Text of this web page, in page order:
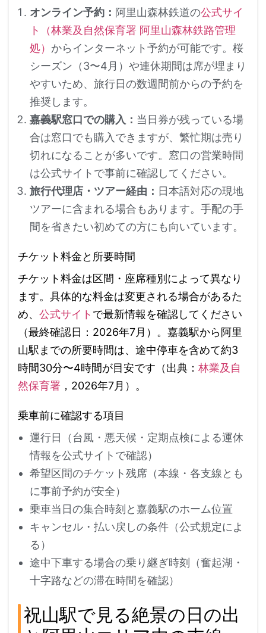
オンライン予約： 阿里山森林鉄道の公式サイ
ト（林業及自然保育署 阿里山森林鉄路管理
処） からインターネット予約が可能です。桜
シーズン（3〜4月）や連休期間は席が埋まり
やすいため、旅行日の数週間前からの予約を
推奨します。
嘉義駅窓口での購入： 当日券が残っている場
合は窓口でも購入できますが、繁忙期は売り
切れになることが多いです。窓口の営業時間
は公式サイトで事前に確認してください。
旅行代理店・ツアー経由： 日本語対応の現地
ツアーに含まれる場合もあります。手配の手
間を省きたい初めての方にも向いています。
チケット料金と所要時間
チケット料金は区間・座席種別によって異なり
ます。具体的な料金は変更される場合があるた
め、 公式サイト で最新情報を確認してください
（最終確認日：2026年7月）。嘉義駅から阿里
山駅までの所要時間は、途中停車を含めて約3
時間30分〜4時間が目安です（出典： 林業及自
然保育署 ，2026年7月）。
乗車前に確認する項目
運行日（台風・悪天候・定期点検による運休
情報を公式サイトで確認）
希望区間のチケット残席（本線・各支線とも
に事前予約が安全）
乗車当日の集合時刻と嘉義駅のホーム位置
キャンセル・払い戻しの条件（公式規定によ
る）
途中下車する場合の乗り継ぎ時刻（奮起湖・
十字路などの滞在時間を確認）
祝山駅で見る絶景の日の出